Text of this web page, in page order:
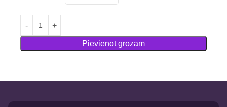
Pievienot grozam